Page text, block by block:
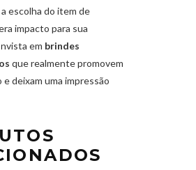
escolha do item de
impacto para sua
em brindes
que realmente promovem
e deixam uma impressão